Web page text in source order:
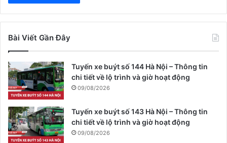
Bài Viết Gần Đây
Tuyến xe buýt số 144 Hà Nội – Thông tin
chi tiết về lộ trình và giờ hoạt động
09/08/2026
Tuyến xe buýt số 143 Hà Nội – Thông tin
chi tiết về lộ trình và giờ hoạt động
09/08/2026